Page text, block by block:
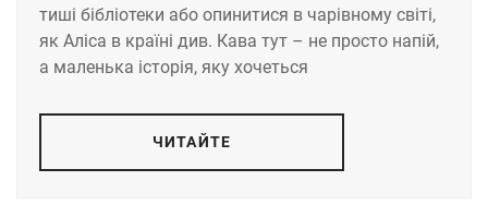
тиші бібліотеки або опинитися в чарівному світі,
як Аліса в країні див. Кава тут – не просто напій,
а маленька історія, яку хочеться
ЧИТАЙТЕ